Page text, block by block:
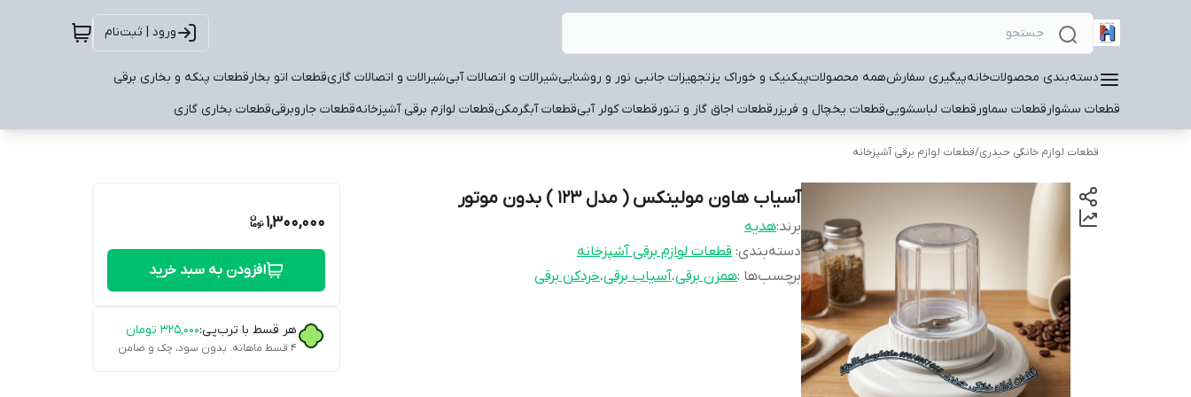
ورود | ثبت‌نام
دسته‌بندی محصولاتخانهپیگیری سفارشهمه محصولاتپیکنیک و خوراک پزتجهیزات جانبی نور و روشناییشیرالات و اتصالات آبیشیرالات و اتصالات گازیقطعات اتو بخارقطعات پنکه و بخاری برقی
قطعات سشوارقطعات سماورقطعات لباسشوییقطعات یخچال و فریزرقطعات اجاق گاز و تنورقطعات کولر آبیقطعات آبگرمکنقطعات لوازم برقی آشپزخانهقطعات جاروبرقیقطعات بخاری گازی
قطعات لوازم خانگی حیدری/قطعات لوازم برقی آشپزخانه
آسیاب هاون مولینکس ( مدل 123 ) بدون موتور
برند:هدیه
دسته‌بندی: قطعات لوازم برقی آشپزخانه
برچسب‌ها :همزن برقی،آسیاب برقی،خردکن برقی
1,300,000
افزودن به سبد خرید
هر قسط با ترب‌پی:۳۲۵٬۰۰۰ تومان
۴ قسط ماهانه. بدون سود، چک و ضامن.